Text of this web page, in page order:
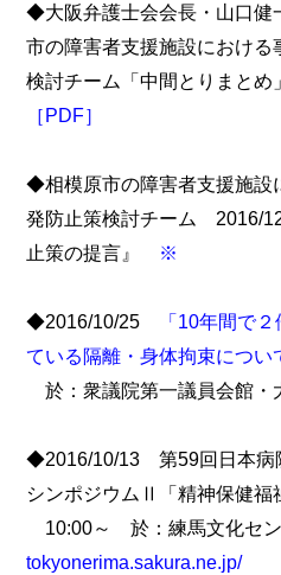
◆大阪弁護士会会長・山口
市の障害者支援施設におけ
検討チーム「中間とりまとめ
［PDF］
◆相模原市の障害者支援施設
発防止策検討チーム
止策の提言』 ※
◆2016/10/25
「10年間で
ている隔離・身体拘束につい
於：衆議院第一議員会館・
◆2016/10/13 第59回日本病
シンポジウムⅡ「精神保健福
10:00～ 於：練馬文化セ
tokyonerima.sakura.ne.jp/